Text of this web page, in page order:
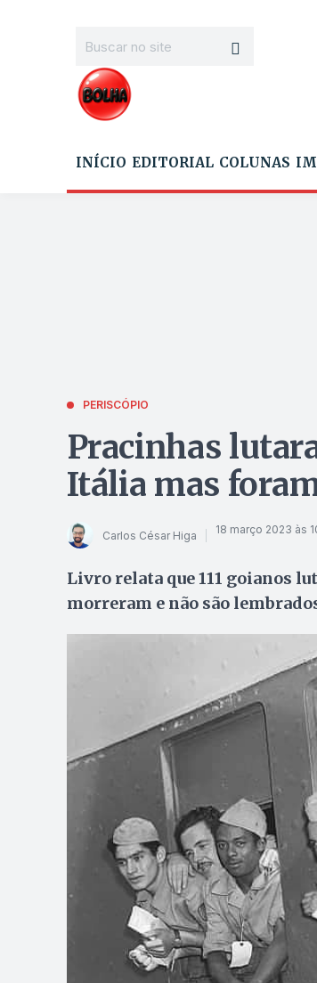
INÍCIO EDITORIAL COLUNAS
PERISCÓPIO
Pracinhas
Itália mas
Carlos César Higa 18 março 2023 às
Livro relata que 111 goianos
morreram e não são